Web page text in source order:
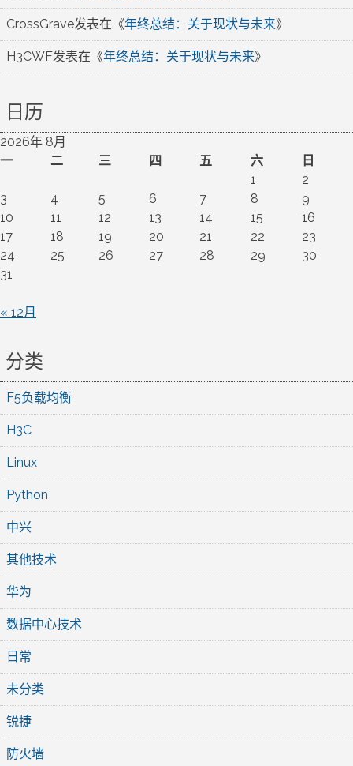
CrossGrave发表在《年终总结：关于现状与未来》
H3CWF发表在《年终总结：关于现状与未来》
日历
2026年 8月
一
二 三 四 五 六
日
1
2
3
4 5 6 7 8
9
10
11 12 13 14 15
16
17
18 19 20 21 22
23
24
25 26 27 28 29
30
31
« 12月
分类
F5负载均衡
H3C
Linux
Python
中兴
其他技术
华为
数据中心技术
日常
未分类
锐捷
防火墙